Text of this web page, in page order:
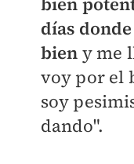
días
bien y me
voy por el
soy
dando".